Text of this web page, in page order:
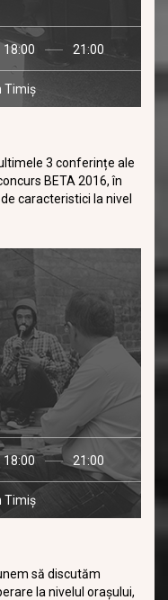
18:00 21:00
Timiş
3 conferințe ale
BETA 2016, în
caracteristici la nivel
18:00 21:00
Timiş
să discutăm
la nivelul orașului,